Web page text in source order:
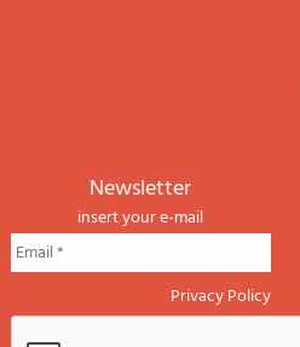
newsletter
insert your e-mail
Privacy Policy